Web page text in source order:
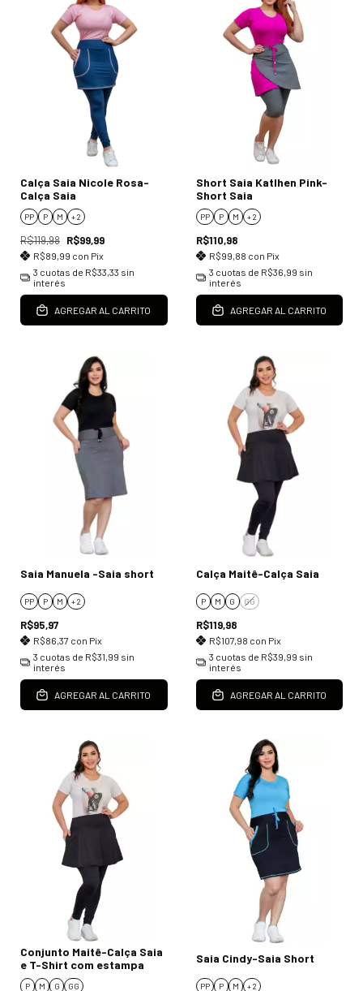
Calça Saia Nicole Rosa-
Calça Saia
PP P M + 2
R$119,98 R$99,99
R$89,99 con Pix
3 cuotas de R$33,33 sin
interés
AGREGAR AL CARRITO
Short Saia Katlhen Pink-
Short Saia
PP P M + 2
R$110,98
R$99,88 con Pix
3 cuotas de R$36,99 sin
interés
AGREGAR AL CARRITO
Saia Manuela -Saia short
PP P M + 2
R$95,97
R$86,37 con Pix
3 cuotas de R$31,99 sin
interés
AGREGAR AL CARRITO
Calça Maitê-Calça Saia
P M G GG
R$119,98
R$107,98 con Pix
3 cuotas de R$39,99 sin
interés
AGREGAR AL CARRITO
Conjunto Maitê-Calça Saia
e T-Shirt com estampa
P M G GG
Saia Cindy-Saia Short
PP P M + 2